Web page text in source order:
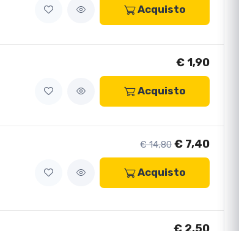
Acquisto
€ 1,90
Acquisto
€ 14,80 € 7,40
Acquisto